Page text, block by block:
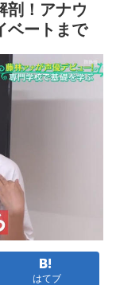
剖！アナウ
ベートまで
はてブ